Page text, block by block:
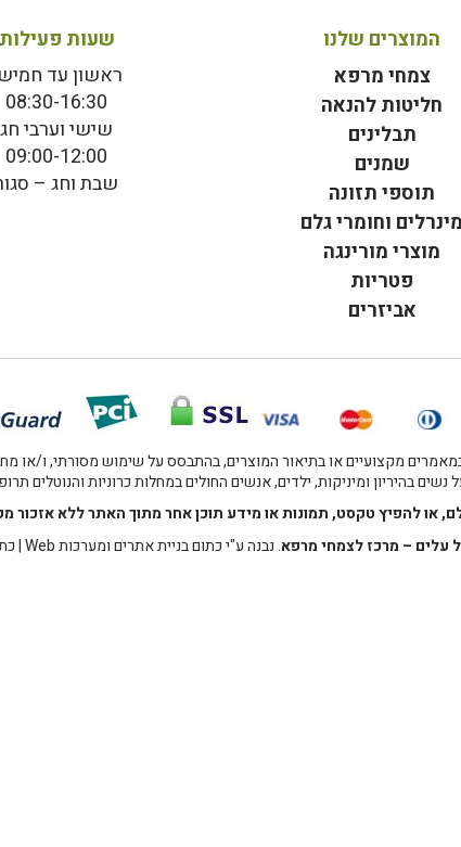
המוצרים שלנו
צמחי מרפא
חליטות להנאה
תבלינים
שמנים
תוספי תזונה
מינרלים וחומרי גלם
מוצרי מורינגה
פטריות
אביזרים
שעות פעילות
ראשון עד
08:30-16:30
שישי וערבי חג
09:00-12:00
שבת וחג –
מקצועיים או בתיאור המוצרים, בהתבסס על שימוש מסורתי, ו/או
בהיריון ומיניקות, ילדים, אנשים החולים במחלות כרוניות והנוטלים
או להפיץ טקסט, תמונות או מידע תוכן אחר מתוך האתר ללא
עלים – מרכז לצמחי מרפא. נבנה ע"יכתום בניית אתרים ומערכות Web |